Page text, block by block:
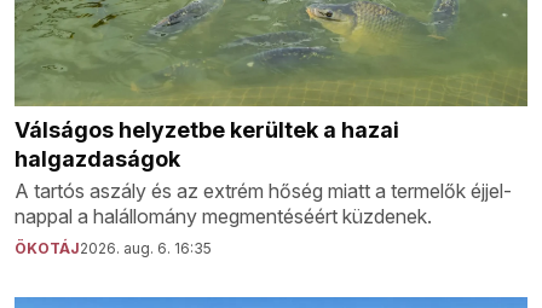
Válságos helyzetbe kerültek a hazai
halgazdaságok
A tartós aszály és az extrém hőség miatt a termelők éjjel-
nappal a halállomány megmentéséért küzdenek.
ÖKOTÁJ2026. aug. 6. 16:35